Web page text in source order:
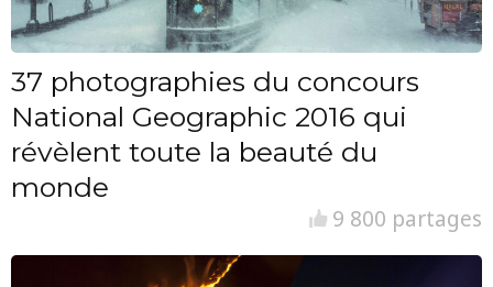
37 photographies du concours
National Geographic 2016 qui
révèlent toute la beauté du
monde
9 800 partages